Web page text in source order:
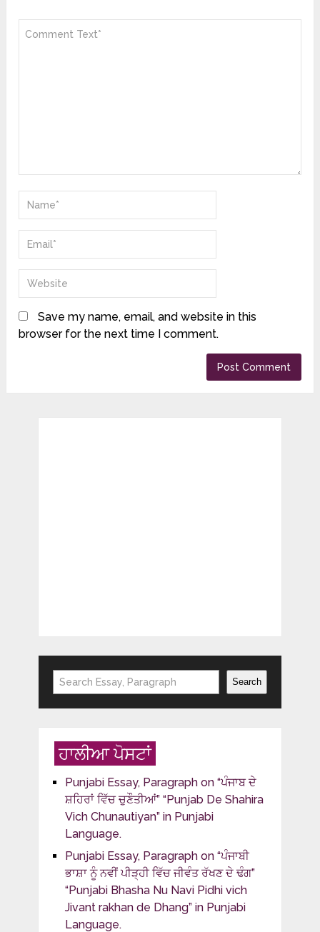
Save my name, email, and website in this
browser for the next time I comment.
Search Search
ਹਾਲੀਆ ਪੋਸਟਾਂ
Punjabi Essay, Paragraph on “ਪੰਜਾਬ ਦੇ
ਸ਼ਹਿਰਾਂ ਵਿੱਚ ਚੁਣੌਤੀਆਂ” “Punjab De Shahira
Vich Chunautiyan” in Punjabi
Language.
Punjabi Essay, Paragraph on “ਪੰਜਾਬੀ
ਭਾਸ਼ਾ ਨੂੰ ਨਵੀਂ ਪੀੜ੍ਹੀ ਵਿੱਚ ਜੀਵੰਤ ਰੱਖਣ ਦੇ ਢੰਗ”
“Punjabi Bhasha Nu Navi Pidhi vich
Jivant rakhan de Dhang” in Punjabi
Language.